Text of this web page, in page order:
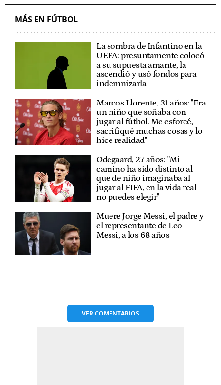
MÁS EN FÚTBOL
La sombra de Infantino en la
UEFA: presuntamente colocó
a su supuesta amante, la
ascendió y usó fondos para
indemnizarla
Marcos Llorente, 31 años: "Era
un niño que soñaba con
jugar al fútbol. Me esforcé,
sacrifiqué muchas cosas y lo
hice realidad"
Odegaard, 27 años: "Mi
camino ha sido distinto al
que de niño imaginaba al
jugar al FIFA, en la vida real
no puedes elegir"
Muere Jorge Messi, el padre y
el representante de Leo
Messi, a los 68 años
VERCOMENTARIOS